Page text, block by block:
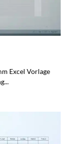
Excel Vorlage